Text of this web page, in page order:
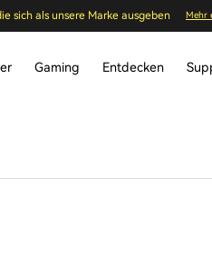
sich als unsere Marke ausgeben Mehr
Gaming Entdecken